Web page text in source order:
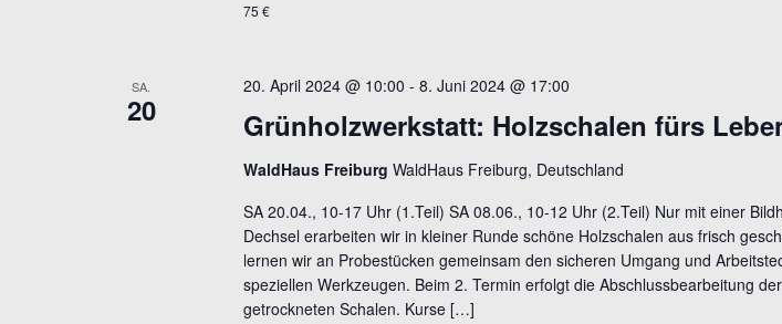
75 €
SA.
20 Grünholzwerkstatt: Holzschalen fürs
20. April 2024 @ 10:00 - 8. Juni 2024 @ 17:00
WaldHaus Freiburg WaldHaus Freiburg, Deutschland
SA 20.04., 10-17 Uhr (1.Teil) SA 08.06., 10-12 Uhr (2.Teil) Nur mit einer
Dechsel erarbeiten wir in kleiner Runde schöne Holzschalen aus frisch
lernen wir an Probestücken gemeinsam den sicheren Umgang und
speziellen Werkzeugen. Beim 2. Termin erfolgt die Abschlussbearbeitung
getrockneten Schalen. Kurse […]